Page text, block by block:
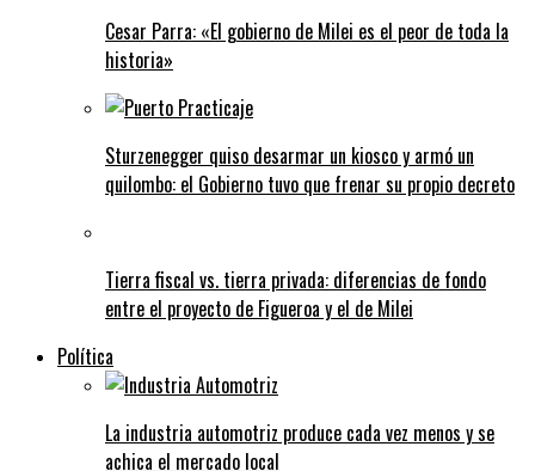
Cesar Parra: «El gobierno de Milei es el peor de toda la
historia»
Sturzenegger quiso desarmar un kiosco y armó un
quilombo: el Gobierno tuvo que frenar su propio decreto
Tierra fiscal vs. tierra privada: diferencias de fondo
entre el proyecto de Figueroa y el de Milei
Política
La industria automotriz produce cada vez menos y se
achica el mercado local